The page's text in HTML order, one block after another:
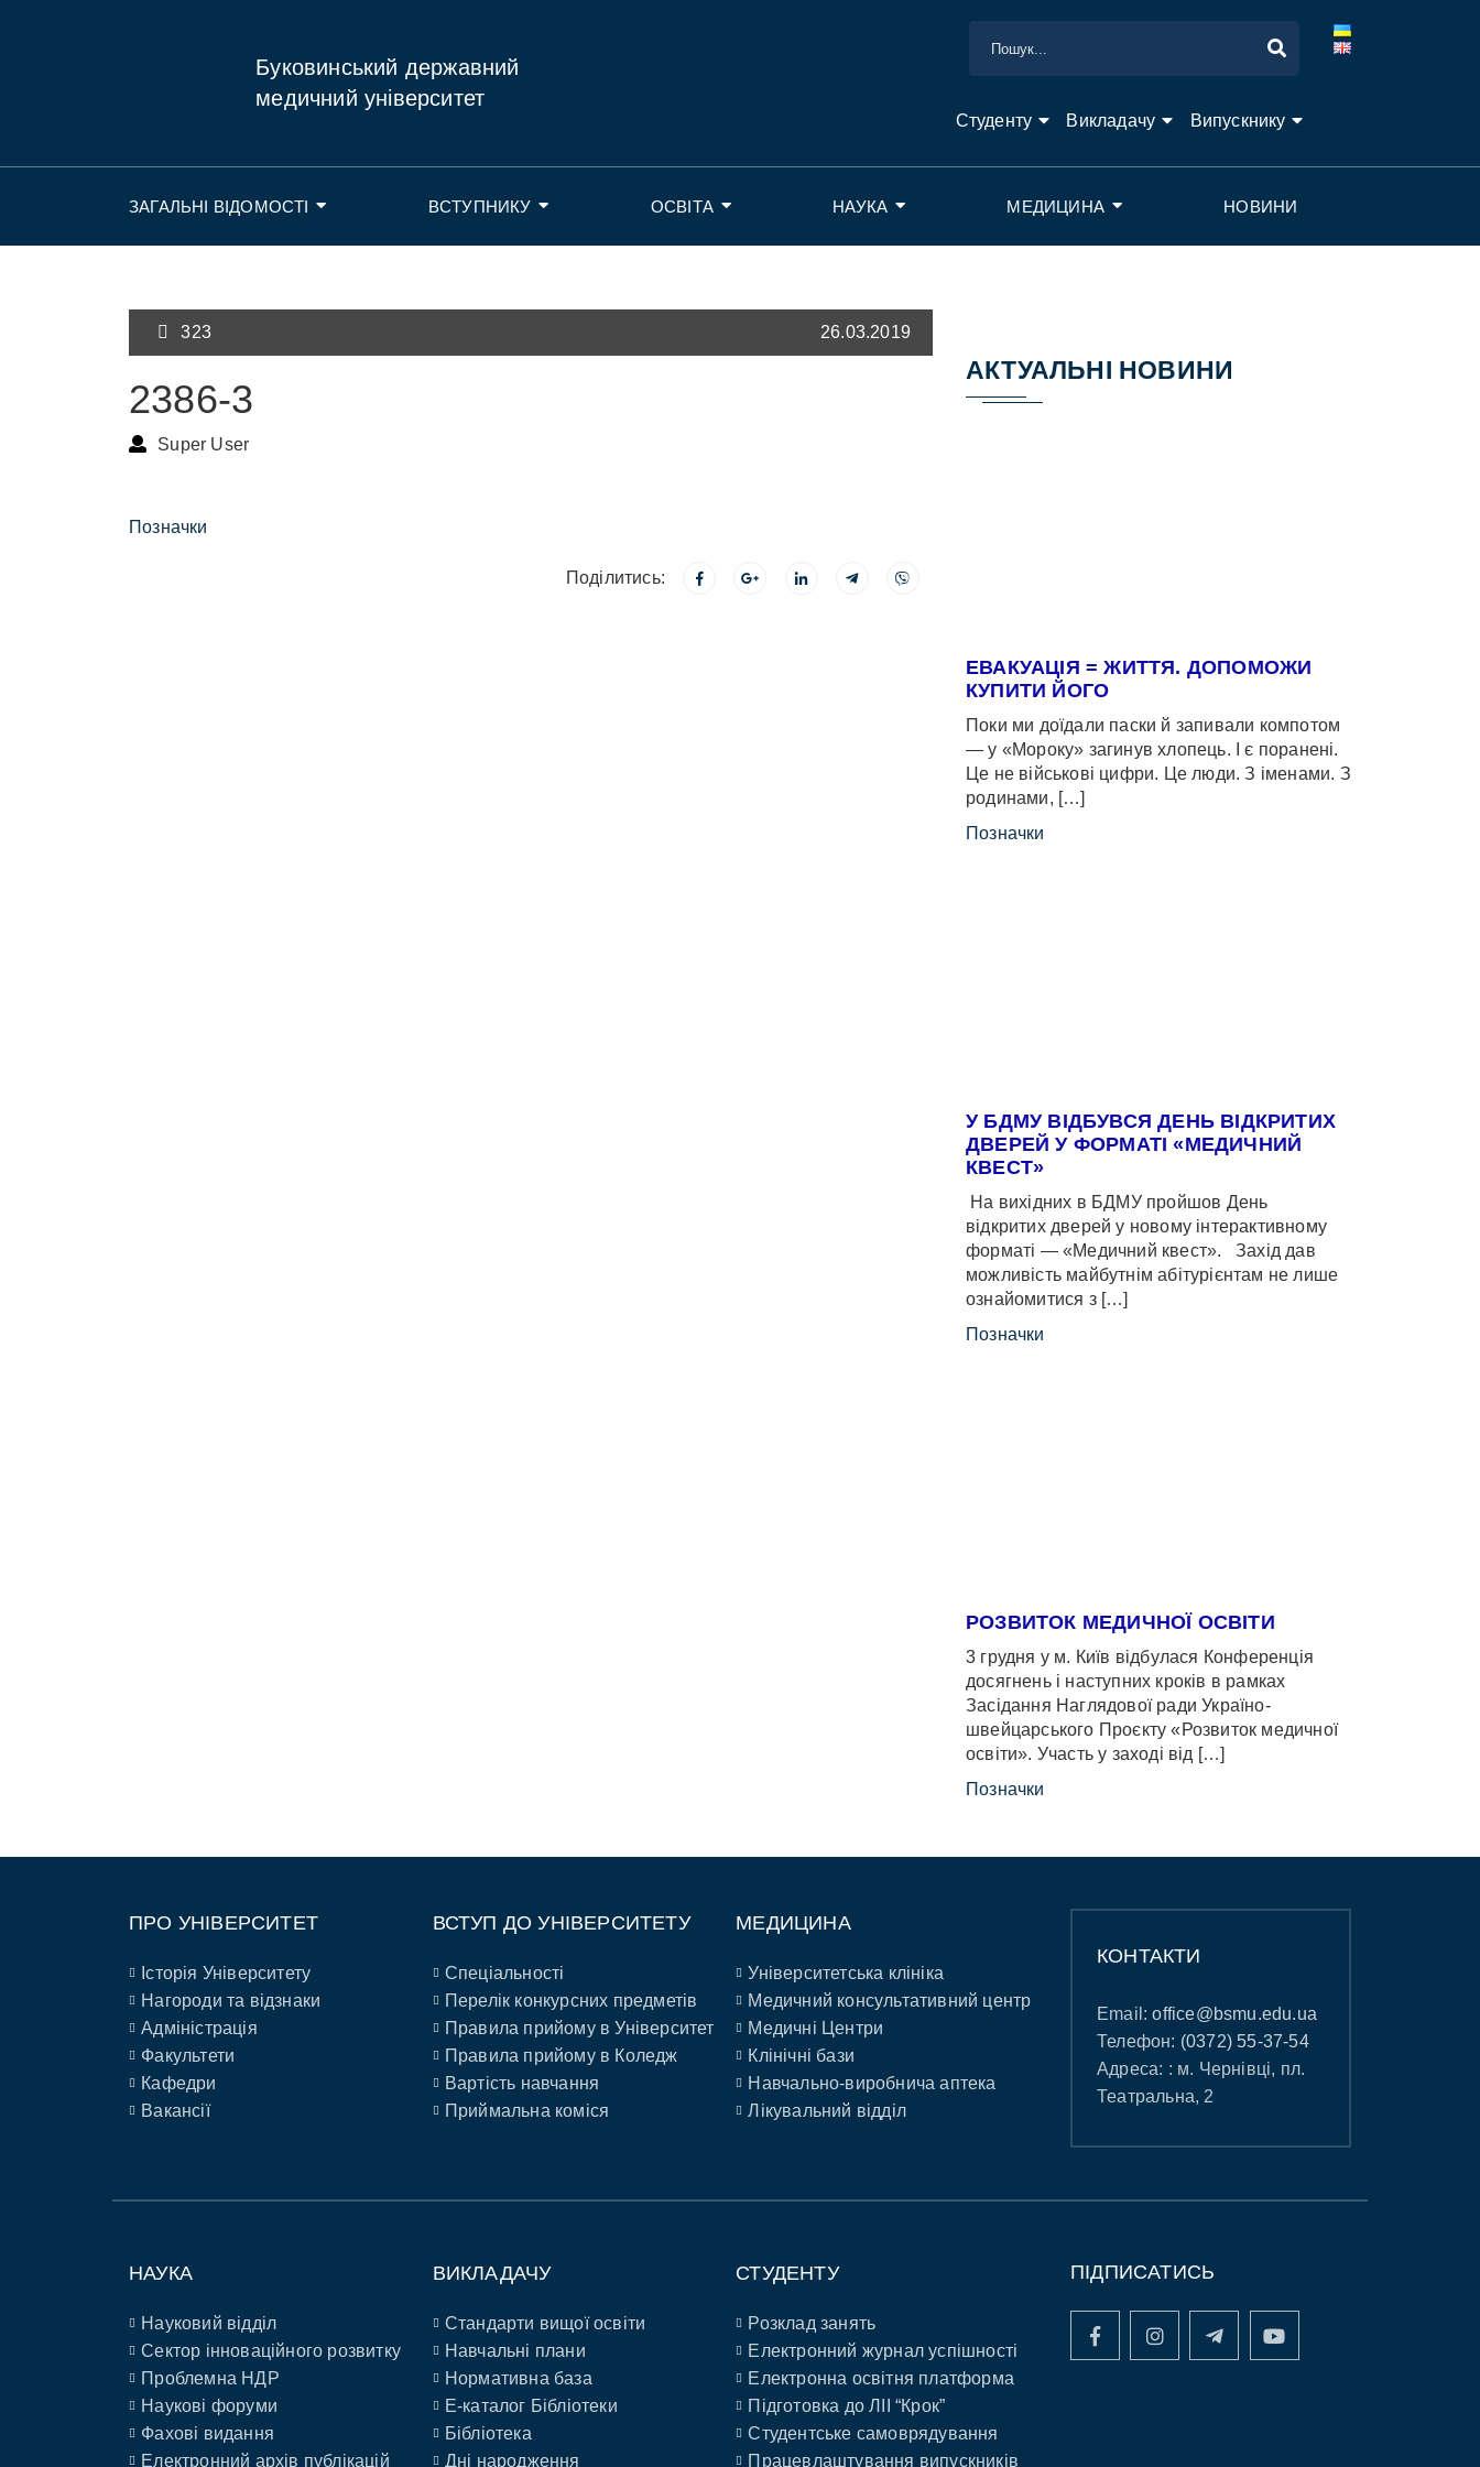
Буковинський державний
медичний університет
Студенту Викладачу Випускнику
ЗАГАЛЬНІ ВІДОМОСТІ ВСТУПНИКУ ОСВІТА НАУКА МЕДИЦИНА НОВИНИ
323 26.03.2019
2386-3
Super User
Позначки
Поділитись:
АКТУАЛЬНІ НОВИНИ
ЕВАКУАЦІЯ = ЖИТТЯ. ДОПОМОЖИ
КУПИТИ ЙОГО
Поки ми доїдали паски й запивали компотом
— у «Мороку» загинув хлопець. І є поранені.
Це не військові цифри. Це люди. З іменами. З
родинами, […]
Позначки
У БДМУ ВІДБУВСЯ ДЕНЬ ВІДКРИТИХ
ДВЕРЕЙ У ФОРМАТІ «МЕДИЧНИЙ
КВЕСТ»
На вихідних в БДМУ пройшов День
відкритих дверей у новому інтерактивному
форматі — «Медичний квест». Захід дав
можливість майбутнім абітурієнтам не лише
ознайомитися з […]
Позначки
РОЗВИТОК МЕДИЧНОЇ ОСВІТИ
3 грудня у м. Київ відбулася Конференція
досягнень і наступних кроків в рамках
Засідання Наглядової ради Україно-
швейцарського Проєкту «Розвиток медичної
освіти». Участь у заході від […]
Позначки
ПРО УНІВЕРСИТЕТ
Історія Університету
Нагороди та відзнаки
Адміністрація
Факультети
Кафедри
Вакансії
ВСТУП ДО УНІВЕРСИТЕТУ
Спеціальності
Перелік конкурсних предметів
Правила прийому в Університет
Правила прийому в Коледж
Вартість навчання
Приймальна коміся
МЕДИЦИНА
Університетська клініка
Медичний консультативний центр
Медичні Центри
Клінічні бази
Навчально-виробнича аптека
Лікувальний відділ
КОНТАКТИ
Email:office@bsmu.edu.ua
Телефон: (0372) 55-37-54
Адреса: : м. Чернівці, пл.
Театральна, 2
НАУКА
Науковий відділ
Сектор інноваційного розвитку
Проблемна НДР
Наукові форуми
Фахові видання
Електронний архів публікацій
ВИКЛАДАЧУ
Стандарти вищої освіти
Навчальні плани
Нормативна база
E-каталог Бібліотеки
Бібліотека
Дні народження
СТУДЕНТУ
Розклад занять
Електронний журнал успішності
Електронна освітня платформа
Підготовка до ЛІІ “Крок”
Студентське самоврядування
Працевлаштування випускників
ПІДПИСАТИСЬ